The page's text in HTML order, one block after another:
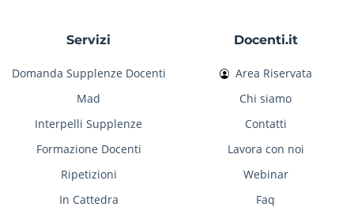
Servizi
Domanda Supplenze Docenti
Mad
Interpelli Supplenze
Formazione Docenti
Ripetizioni
In Cattedra
Docenti.it
Area Riservata
Chi siamo
Contatti
Lavora con noi
Webinar
Faq